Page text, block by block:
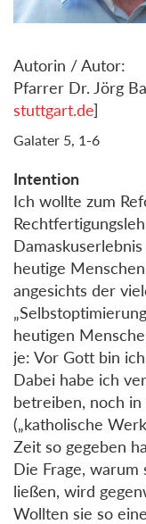
Autorin / Autor:
Pfarrer Dr. Jörg
stuttgart.de]
Galater 5, 1-6
Intention
Ich wollte zum
heutige
angesichts der
heutigen
je: Vor Gott bin
Dabei habe ich
betreiben, noch in
(„katholische
Zeit so gegeben
Die Frage, warum
ließen, wird
Wollten sie so